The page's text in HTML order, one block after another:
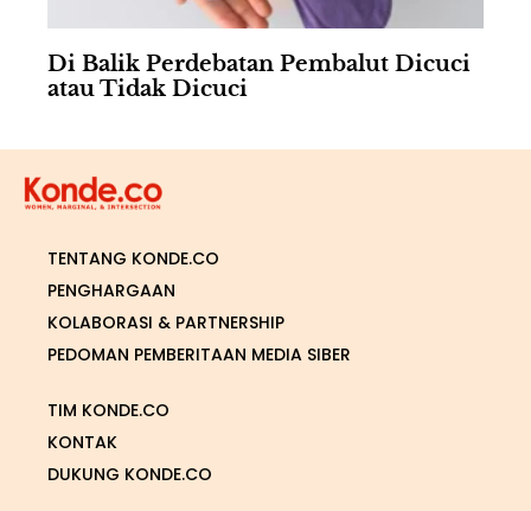
Di Balik Perdebatan Pembalut Dicuci
atau Tidak Dicuci
TENTANG KONDE.CO
PENGHARGAAN
KOLABORASI & PARTNERSHIP
PEDOMAN PEMBERITAAN MEDIA SIBER
TIM KONDE.CO
KONTAK
DUKUNG KONDE.CO